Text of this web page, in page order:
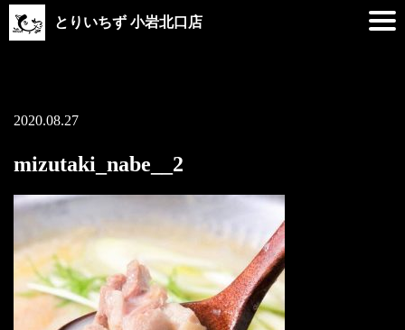
とりいちず 小岩北口店
2020.08.27
mizutaki_nabe__2